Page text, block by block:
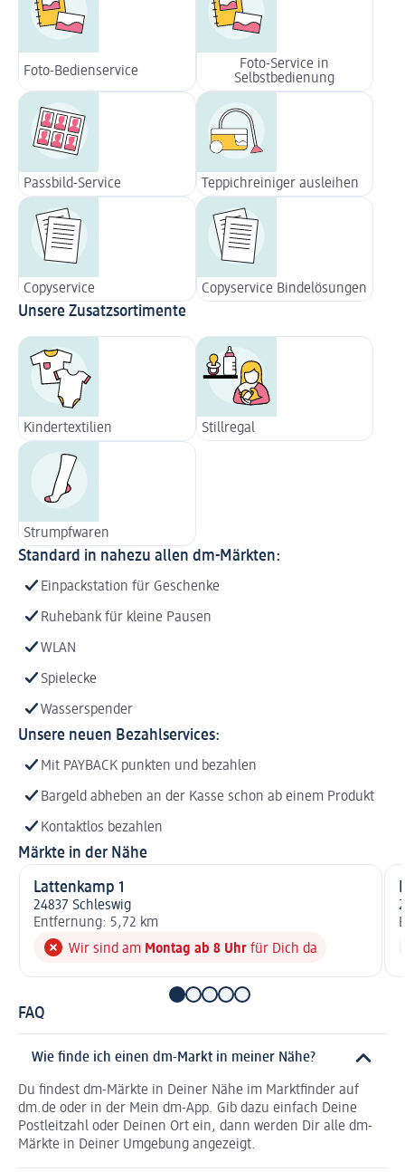
Foto-Bedienservice
Foto-Service in
Selbstbedienung
Passbild-Service Teppichreiniger ausleihen
Copyservice Copyservice Bindelösungen
Unsere Zusatzsortimente
Kindertextilien Stillregal
Strumpfwaren
Standard in nahezu allen dm-Märkten:
Einpackstation für Geschenke
Ruhebank für kleine Pausen
WLAN
Spielecke
Wasserspender
Unsere neuen Bezahlservices:
Mit PAYBACK punkten und bezahlen
Bargeld abheben an der Kasse schon ab einem Produkt
Kontaktlos bezahlen
Märkte in der Nähe
Lattenkamp 1
24837 Schleswig
Entfernung: 5,72 km
Wir sind am Montag ab 8 Uhr für Dich da
FAQ
Wie finde ich einen dm-Markt in meiner Nähe?
Du findest dm-Märkte in Deiner Nähe im Marktfinder auf
dm.de oder in der Mein dm-App. Gib dazu einfach Deine
Postleitzahl oder Deinen Ort ein, dann werden Dir alle dm-
Märkte in Deiner Umgebung angezeigt.